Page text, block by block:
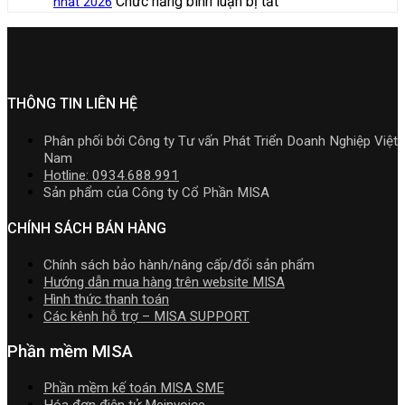
đặt
Download
cần
toán
MISA
nghiệp
nhất
mới
2026
mềm
R2
cập
5.5.2
THÔNG TIN LIÊN HỆ
Phân phối bởi Công ty Tư vấn Phát Triển Doanh Nghiệp Việt
Nam
Hotline: 0934.688.991
Sản phẩm của Công ty Cổ Phần MISA
CHÍNH SÁCH BÁN HÀNG
Chính sách bảo hành/nâng cấp/đổi sản phẩm
Hướng dẫn mua hàng trên website MISA
Hình thức thanh toán
Các kênh hỗ trợ – MISA SUPPORT
Phần mềm MISA
Phần mềm kế toán MISA SME